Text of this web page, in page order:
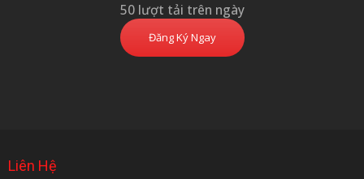
50 lượt tải trên ngày
Đăng Ký Ngay
Liên Hệ